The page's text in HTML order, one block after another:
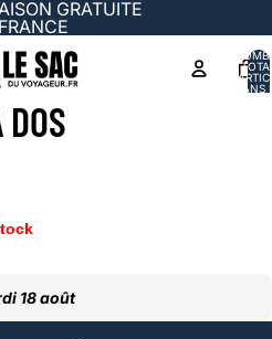
GRATUITE
DANS
18 août